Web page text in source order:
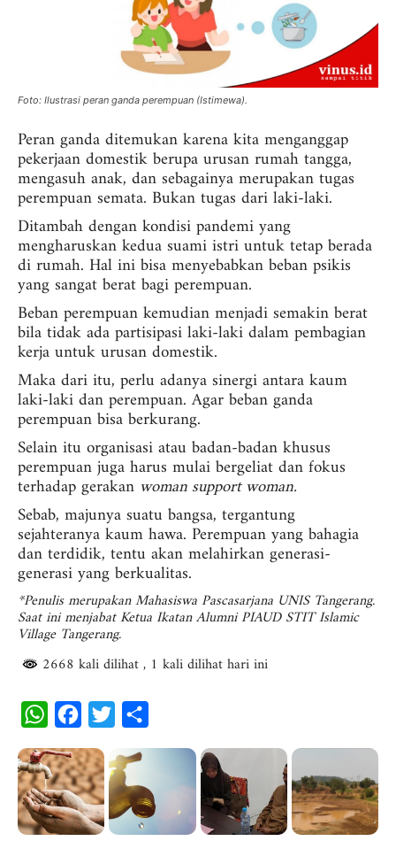
Foto: Ilustrasi peran ganda perempuan (Istimewa).
Peran ganda ditemukan karena kita menganggap
pekerjaan domestik berupa urusan rumah tangga,
mengasuh anak, dan sebagainya merupakan tugas
perempuan semata. Bukan tugas dari laki-laki.
Ditambah dengan kondisi pandemi yang
mengharuskan kedua suami istri untuk tetap berada
di rumah. Hal ini bisa menyebabkan beban psikis
yang sangat berat bagi perempuan.
Beban perempuan kemudian menjadi semakin berat
bila tidak ada partisipasi laki-laki dalam pembagian
kerja untuk urusan domestik.
Maka dari itu, perlu adanya sinergi antara kaum
laki-laki dan perempuan. Agar beban ganda
perempuan bisa berkurang.
Selain itu organisasi atau badan-badan khusus
perempuan juga harus mulai bergeliat dan fokus
terhadap gerakan woman support woman.
Sebab, majunya suatu bangsa, tergantung
sejahteranya kaum hawa. Perempuan yang bahagia
dan terdidik, tentu akan melahirkan generasi-
generasi yang berkualitas.
*Penulis merupakan Mahasiswa Pascasarjana UNIS Tangerang.
Saat ini menjabat Ketua Ikatan Alumni PIAUD STIT Islamic
Village Tangerang.
2668 kali dilihat, 1 kali dilihat hari ini
W
a
t
s
c
e
b
i
t
t
r
e